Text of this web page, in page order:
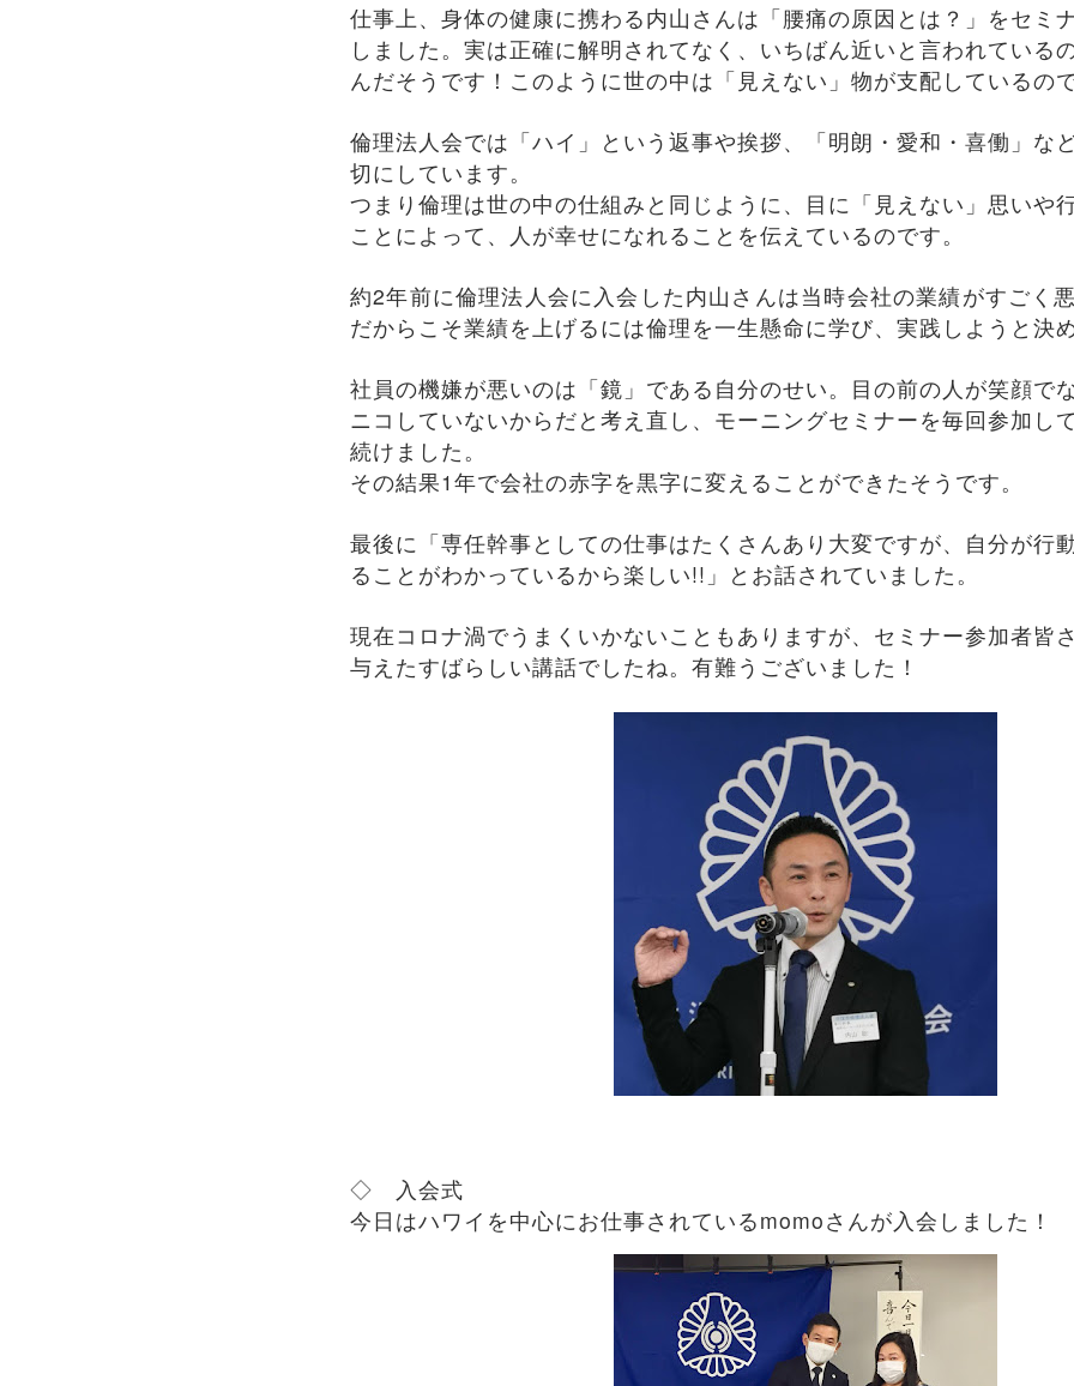
仕事上、身体の健康に携わる内山さんは「腰痛の原因とは？」をセミ
しました。実は正確に解明されてなく、いちばん近いと言われている
んだそうです！このように世の中は「見えない」物が支配しているので
倫理法人会では「ハイ」という返事や挨拶、「明朗・愛和・喜働」な
切にしています。
つまり倫理は世の中の仕組みと同じように、目に「見えない」思いや
ことによって、人が幸せになれることを伝えているのです。
約2年前に倫理法人会に入会した内山さんは当時会社の業績がすごく
だからこそ業績を上げるには倫理を一生懸命に学び、実践しようと決
社員の機嫌が悪いのは「鏡」である自分のせい。目の前の人が笑顔で
ニコしていないからだと考え直し、モーニングセミナーを毎回参加し
続けました。
その結果1年で会社の赤字を黒字に変えることができたそうです。
最後に「専任幹事としての仕事はたくさんあり大変ですが、自分が行
ることがわかっているから楽しい!!」とお話されていました。
現在コロナ渦でうまくいかないこともありますが、セミナー参加者皆
与えたすばらしい講話でしたね。有難うございました！
◇ 入会式
今日はハワイを中心にお仕事されている momo さんが入会しました！